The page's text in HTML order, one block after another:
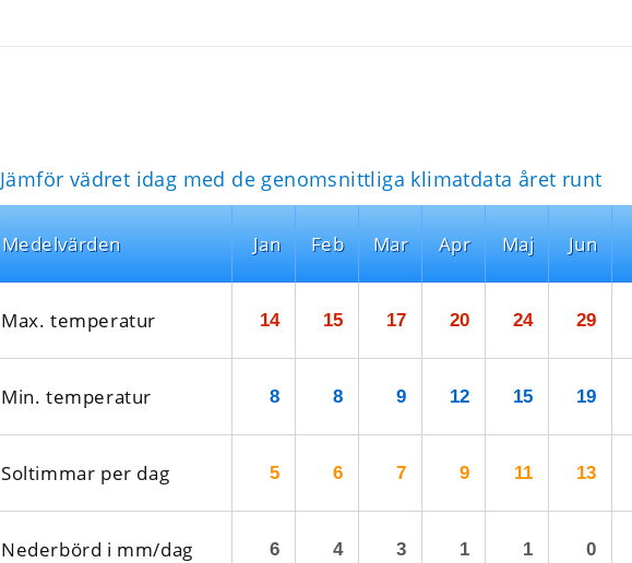
Jämför vädret idag med de genomsnittliga klimatdata året runt
Medel­värden
Max. temperatur
Min. temperatur
Soltimmar per dag
Nederbörd i mm/dag
Jan
14
8
5
6
Feb
15
8
6
4
Mar
17
9
7
3
Apr
20
12
9
1
Maj
24
15
11
1
Jun
29
19
13
0